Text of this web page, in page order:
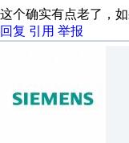
这个确实有点老了，
回复 引用 举报